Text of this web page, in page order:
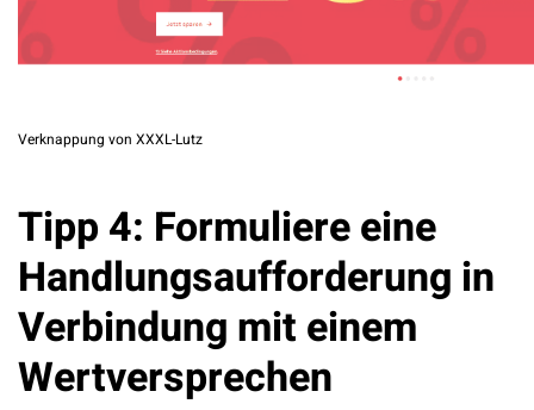
Verknappung von XXXL-Lutz
Tipp 4: Formuliere eine
Handlungsaufforderung in
Verbindung mit einem
Wertversprechen